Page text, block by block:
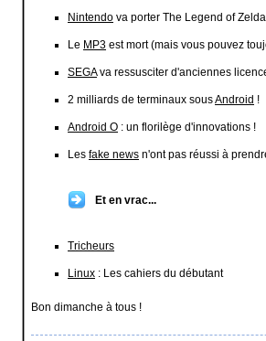
Nintendo va porter The Legend of
Le MP3 est mort (mais vous pouvez
SEGAva ressusciter d'anciennes
2 milliards de terminaux sousAndroid !
Android O : un florilège d'innovations !
Les fake news n'ont pas réussi à
Et en vrac...
Tricheurs
Linux : Les cahiers du débutant
Bon dimanche à tous !